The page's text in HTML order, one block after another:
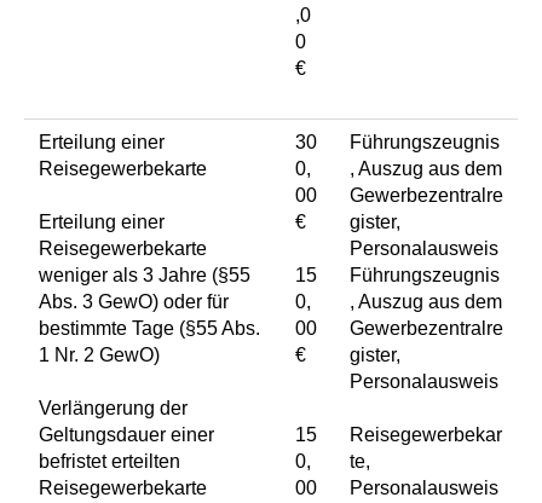
,0
0
€
Erteilung einer
Reisegewerbekarte
Erteilung einer
Reisegewerbekarte
weniger als 3 Jahre (§55
Abs. 3 GewO) oder für
bestimmte Tage (§55 Abs.
1 Nr. 2 GewO)
Verlängerung der
Geltungsdauer einer
befristet erteilten
Reisegewerbekarte
30
0,
00
€
15
0,
00
€
15
0,
00
Führungszeugnis
, Auszug aus dem
Gewerbezentralre
gister,
Personalausweis
Führungszeugnis
, Auszug aus dem
Gewerbezentralre
gister,
Personalausweis
Reisegewerbekar
te,
Personalausweis